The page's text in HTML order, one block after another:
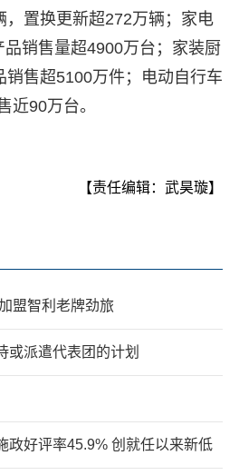
，置换更新超272万辆；家电
销售量超4900万台；家装厨
销售超5100万件；电动自行车
近90万台。
【责任编辑：武昊璇】
盟智利老牌劲旅
或派遣代表团的计划
政好评率45.9% 创就任以来新低